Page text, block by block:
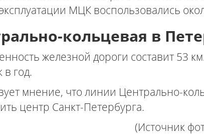
МЦК воспользовались
кольцевая в
железной дороги составит 53
в год.
мнение, что линии Центрально-
центр Санкт-Петербурга.